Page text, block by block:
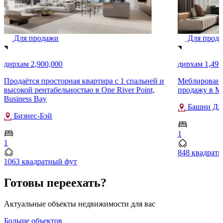
Для продажи
дирхам 2,900,000
Продаётся просторная квартира с 1 спальней и
высокой рентабельностью в One River Point,
Business Bay
Бизнес-Бэй
1
1063 квадратный фут
Для
дирхам
продажу в
Башни
1
848
Готовы переехать?
Актуальные объекты недвижимости для вас
Больше объектов